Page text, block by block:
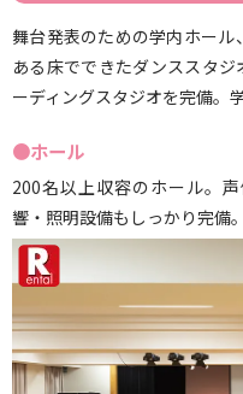
舞台発表のための学内ホー
ある床でできたダンススタ
ーディングスタジオを完備。
●ホール
200名以上収容のホール。
響・照明設備もしっかり完備